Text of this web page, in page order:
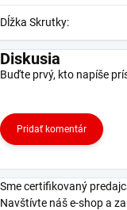
Dĺžka Skrutky:
Diskusia
Buďte prvý, kto napíše
Pridať komentár
Sme certifikovaný
Navštívte náš e-shop a